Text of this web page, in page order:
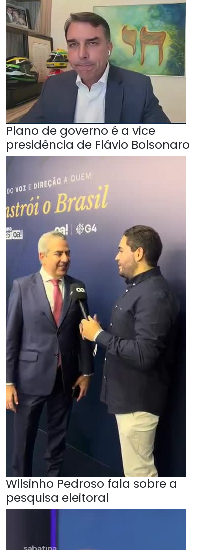
Plano de governo é a vice
presidência de Flávio Bolsonaro
Wilsinho Pedroso fala sobre a
pesquisa eleitoral